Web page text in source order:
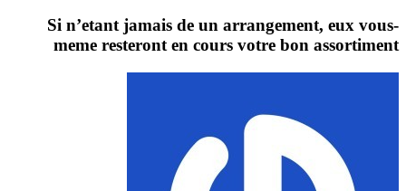
Si n’etant jamais de un arrangement, eux vous-
meme resteront en cours votre bon assortiment